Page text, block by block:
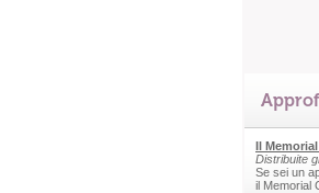
Il
Distribuite
Se sei un
il Memorial